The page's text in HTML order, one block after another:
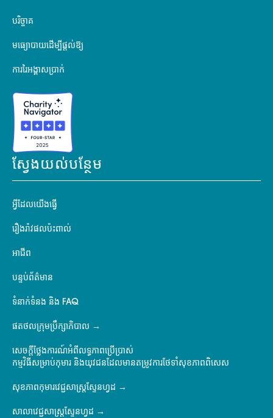
បរិច្ចាគ
មធ្យោបាយដើម្បីផ្តល់ឱ្យ
ការរៃអង្គាសប្រាក់
ស្វែងយល់បន្ថែម
អ្វីដែលយើងធ្វើ
រឿងរ៉ាវផលប៉ះពាល់
អាជីព
បន្ទប់ព័ត៌មាន
ទំនាក់ទំនង និង FAQ
ផតថលក្រុមប្រឹក្សាភិបាល
សេចក្តីថ្លែងការណ៍អំពីលទ្ធភាពប្រើប្រាស់
កម្មវិធីសម្រាប់កុមារ និងយុវជនដែលមានតម្រូវការថែទាំសុខភាពពិសេស
សុខភាពកុមារវេជ្ជសាស្ត្រស្ទែនហ្វដ
សាលាវេជ្ជសាស្ត្រស្ទែនហ្វដ